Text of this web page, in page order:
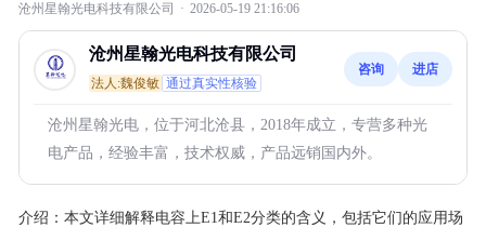
沧州星翰光电科技有限公司 · 2026-05-19 21:16:06
沧州星翰光电科技有限公司
法人:魏俊敏 通过真实性核验
咨询 进店
沧州星翰光电，位于河北沧县，2018年成立，专营多种光
电产品，经验丰富，技术权威，产品远销国内外。
介绍： 本文详细解释电容上E1和E2分类的含义，包括它们的应用场